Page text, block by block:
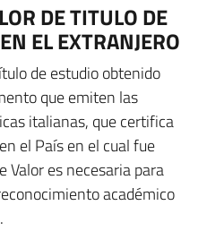
DE TITULO DE
EL EXTRANJERO
de estudio obtenido
que emiten las
italianas, que certifica
el País en el cual fue
Valor es necesaria para
académico